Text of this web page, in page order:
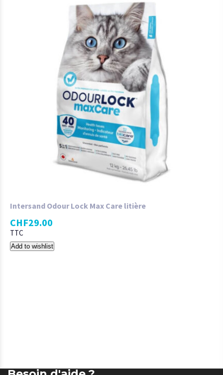
Intersand Odour Lock Max Care litière
CHF29.00
TTC
Add to wishlist